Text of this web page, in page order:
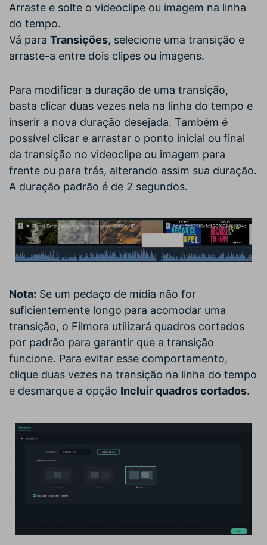
Arraste e solte o videoclipe ou imagem na linha
do tempo.
Vá para Transições, selecione uma transição e
arraste-a entre dois clipes ou imagens.
Para modificar a duração de uma transição,
basta clicar duas vezes nela na linha do tempo e
inserir a nova duração desejada. Também é
possível clicar e arrastar o ponto inicial ou final
da transição no videoclipe ou imagem para
frente ou para trás, alterando assim sua duração.
A duração padrão é de 2 segundos.
Nota: Se um pedaço de mídia não for
suficientemente longo para acomodar uma
transição, o Filmora utilizará quadros cortados
por padrão para garantir que a transição
funcione. Para evitar esse comportamento,
clique duas vezes na transição na linha do tempo
e desmarque a opção Incluir quadros cortados.